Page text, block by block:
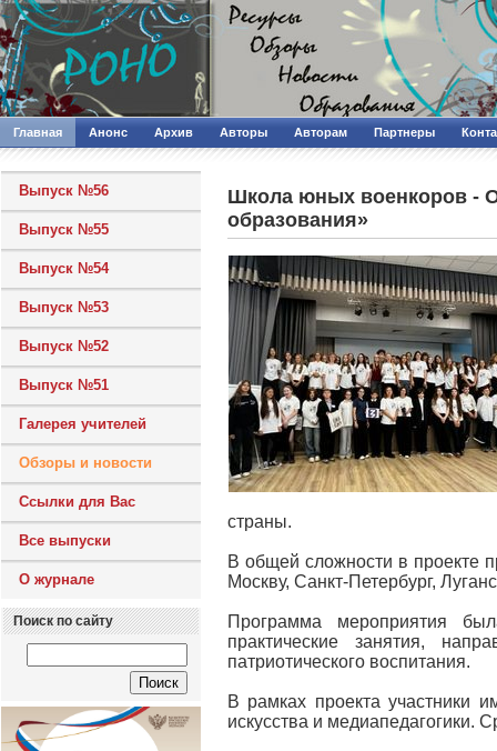
Главная Анонс Архив Авторы Авторам Партнеры
Выпуск №56
Выпуск №55
Выпуск №54
Выпуск №53
Выпуск №52
Выпуск №51
Галерея учителей
Обзоры и новости
Ссылки для Вас
Все выпуски
О журнале
Поиск по сайту
Школа юных военкоров -
образования»
страны.
В общей сложности в проекте
Москву, Санкт-Петербург,
Программа мероприятия
практические занятия,
патриотического воспитания.
В рамках проекта участники
искусства и медиапедагогики.